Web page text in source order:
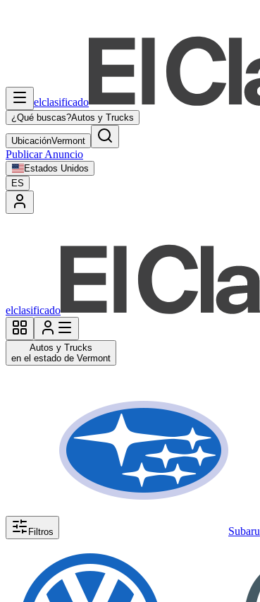
elclasificado
¿Qué buscas?Autos y Trucks
UbicaciónVermont
Publicar Anuncio
Estados Unidos
ES
elclasificado
Autos y Trucks
en el estado de Vermont
Filtros Subaru